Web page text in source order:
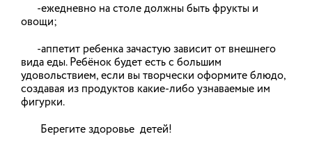
11.12.2025
В Тейковском районе заменили
старую мазутную котельную на
новую газовую и снизили тариф
более чем на 10%
-ежедневно на столе должны быть фрукты и
овощи;
-аппетит ребенка зачастую зависит от внешнего
вида еды. Ребёнок будет есть с большим
удовольствием, если вы творчески оформите блюдо,
создавая из продуктов какие-либо узнаваемые им
фигурки.
Берегите здоровье детей!